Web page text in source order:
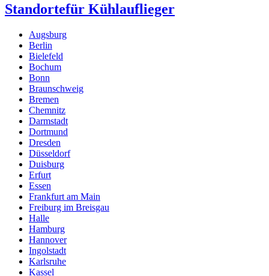
Standortefür Kühlauflieger
Augsburg
Berlin
Bielefeld
Bochum
Bonn
Braunschweig
Bremen
Chemnitz
Darmstadt
Dortmund
Dresden
Düsseldorf
Duisburg
Erfurt
Essen
Frankfurt am Main
Freiburg im Breisgau
Halle
Hamburg
Hannover
Ingolstadt
Karlsruhe
Kassel